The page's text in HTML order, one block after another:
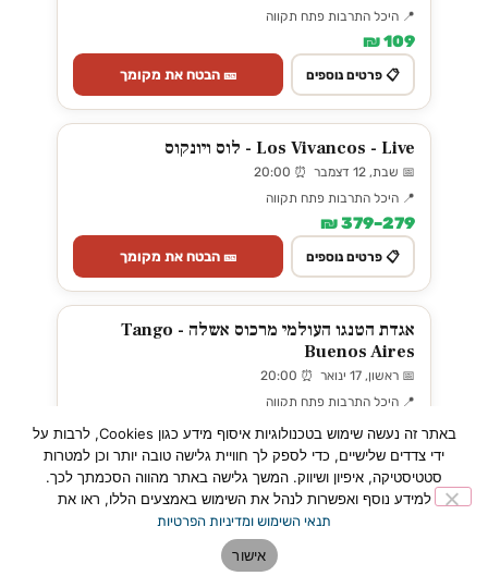
📍 היכל התרבות פתח תקווה
109 ₪
📋 פרטים נוספים 🎫 הבטח את מקומך
Los Vivancos - Live - לוס ויונקוס
📅 שבת, 12 דצמבר ⏰ 20:00
📍 היכל התרבות פתח תקווה
279–379 ₪
📋 פרטים נוספים 🎫 הבטח את מקומך
אגדת הטנגו העולמי מרכוס אשלה - Tango
Buenos Aires
📅 ראשון, 17 ינואר ⏰ 20:00
📍 היכל התרבות פתח תקווה
205–325 ₪
📋 פרטים נוספים 🎫 הבטח את מקומך
רומיאו ויוליה — בלט פלמנקו ברצלונה -
Barcelona Flamenco Ballet
באתר זה נעשה שימוש בטכנולוגיות איסוף מידע כגון Cookies, לרבות על
ידי צדדים שלישיים, כדי לספק לך חוויית גלישה טובה יותר וכן למטרות
סטטיסטיקה, איפיון ושיווק. המשך גלישה באתר מהווה הסכמתך לכך.
למידע נוסף ואפשרות לנהל את השימוש באמצעים הללו, ראו את
תנאי השימוש ומדיניות הפרטיות
אישור